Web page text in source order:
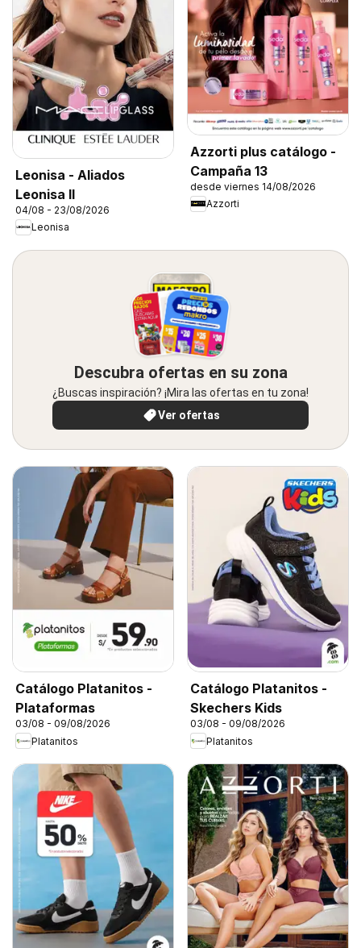
Leonisa - Aliados
Leonisa II
04/08 - 23/08/2026
Leonisa
Azzorti plus catálogo -
Campaña 13
desde viernes 14/08/2026
Azzorti
Descubra ofertas en su zona
¿Buscas inspiración? ¡Mira las ofertas en tu zona!
Ver ofertas
Catálogo Platanitos -
Plataformas
03/08 - 09/08/2026
Platanitos
Catálogo Platanitos -
Skechers Kids
03/08 - 09/08/2026
Platanitos